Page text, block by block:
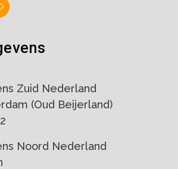
Zuid Nederland
(Oud Beijerland)
Noord Nederland